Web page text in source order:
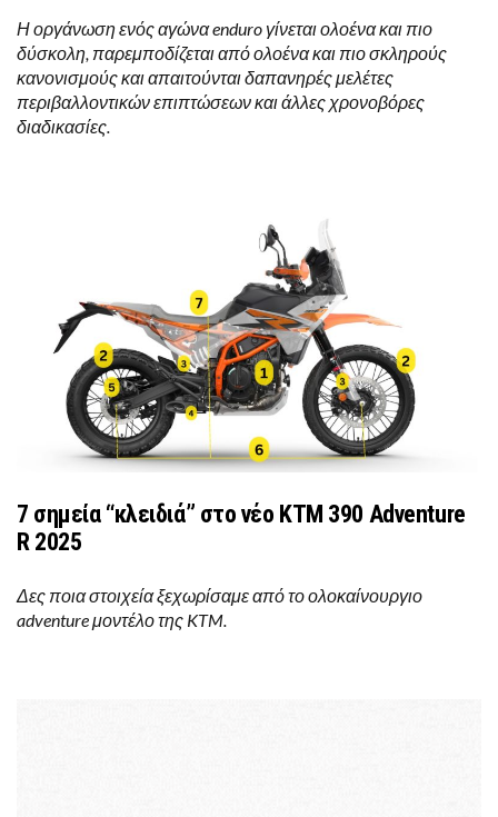
Η οργάνωση ενός αγώνα enduro γίνεται ολοένα και πιο
δύσκολη, παρεμποδίζεται από ολοένα και πιο σκληρούς
κανονισμούς και απαιτούνται δαπανηρές μελέτες
περιβαλλοντικών επιπτώσεων και άλλες χρονοβόρες
διαδικασίες.
7 σημεία “κλειδιά” στο νέο KTM 390 Adventure
R 2025
Δες ποια στοιχεία ξεχωρίσαμε από το ολοκαίνουργιο
adventure μοντέλο της KTM.